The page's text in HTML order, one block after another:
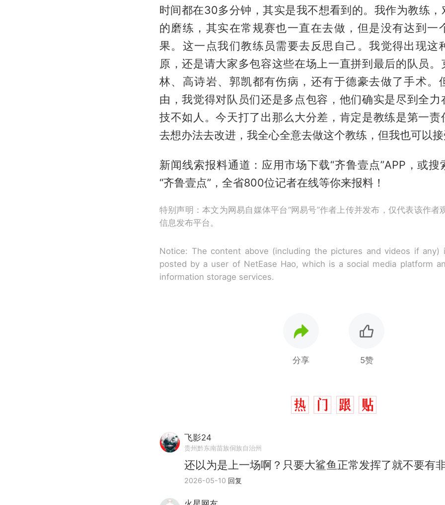
时间都在30多分钟，其实是我不想看到的。我作为教练，
的磨练，其实在常规赛也一直在去做，但是没有达到一
果。这一点我们教练员需要去反思自己。我觉得出现这
原，还是请大家多包容这些在场上一直拼到最后的队员。
林、高诗岩、郭凯都有伤病，还有于德豪去做了手术。
由，我觉得对队员们还是多点包容，他们确实是尽到全力
技不如人。今天打了出那么大分差，肯定是教练是第一责
去想办法去改进，我全心全意去做这个教练，但我也可以
新闻线索报料通道：应用市场下载“齐鲁壹点”APP，或搜
“齐鲁壹点”，全省800位记者在线等你来报料！
特别声明：本文为网易自媒体平台“网易号”作者上传并发布，仅代表该作者
信息发布平台。
Notice: The content above (including the pictures and videos if any)
posted by a user of NetEase Hao, which is a social media platform
information storage services.
分享 5赞
飞影24
贵州黔东南苗族侗族自治州
还以为是上一场啊？只要大鲨鱼正常发挥了就不要有非
2026-05-10 回复